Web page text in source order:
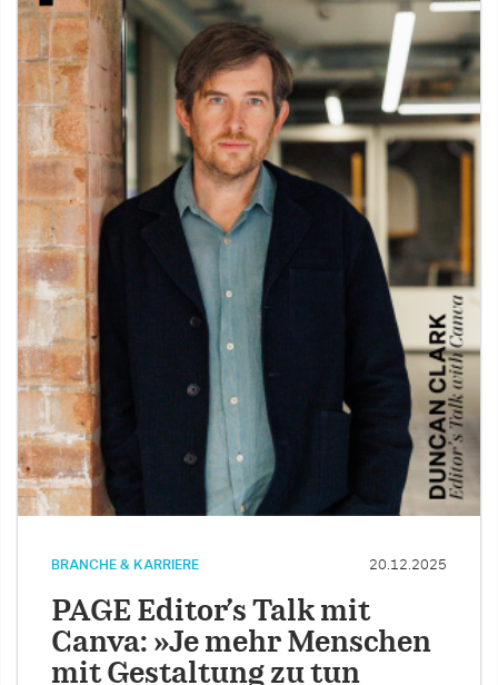
BRANCHE & KARRIERE 20.12.2025
PAGE Editor’s Talk mit
Canva: »Je mehr Menschen
mit Gestaltung zu tun